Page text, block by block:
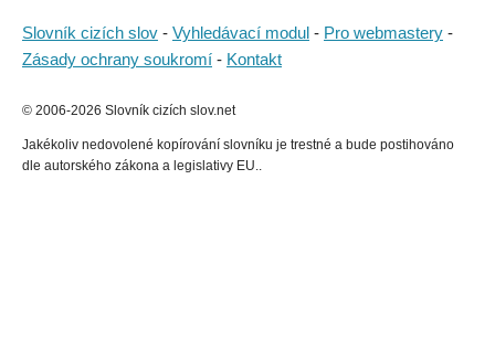
Slovník cizích slov - Vyhledávací modul - Pro webmastery -
Zásady ochrany soukromí - Kontakt
© 2006-2026 Slovník cizích slov.net
Jakékoliv nedovolené kopírování slovníku je trestné a bude postihováno
dle autorského zákona a legislativy EU..